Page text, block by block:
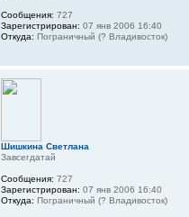
Сообщения: 727
Зарегистрирован: 07 янв 2006 16:40
Откуда: Пограничный (? Владивосток)
Шишкина Светлана
Завсегдатай
Сообщения: 727
Зарегистрирован: 07 янв 2006 16:40
Откуда: Пограничный (? Владивосток)